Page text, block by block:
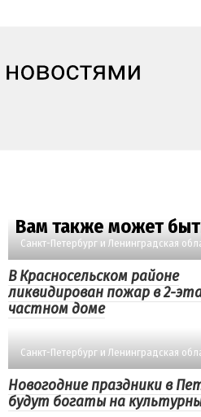
Вам также может
Санкт-Петербург и Ленинградская
В Красносельском районе
ликвидирован пожар в 2-
частном доме
Санкт-Петербург и Ленинградская
Новогодние праздники в
будут богаты на